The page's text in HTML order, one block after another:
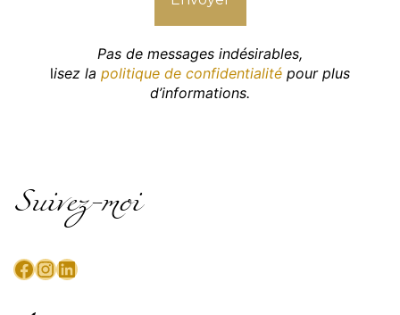
Pas de messages indésirables,
lisez la politique de confidentialité pour plus
d’informations.
Suivez-moi
Facebook
Instagram
LinkedIn